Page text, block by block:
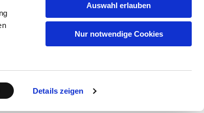
Details zeigen
Auswahl erlauben
Nur notwendige Cookies
Partner/Marken Kontakt
.